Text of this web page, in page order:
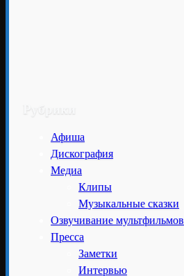
Рубрики
Афиша
Дискография
Медиа
Клипы
Музыкальные сказки
Озвучивание мультфильмов
Пресса
Заметки
Интервью